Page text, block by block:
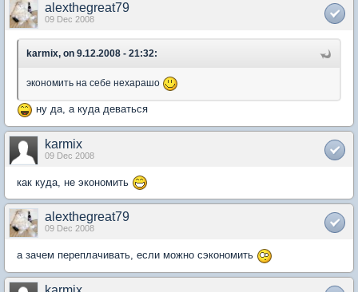
alexthegreat79
09 Dec 2008
karmix, on 9.12.2008 - 21:32:
экономить на себе нехарашо
ну да, а куда деваться
karmix
09 Dec 2008
как куда, не экономить
alexthegreat79
09 Dec 2008
а зачем переплачивать, если можно сэкономить